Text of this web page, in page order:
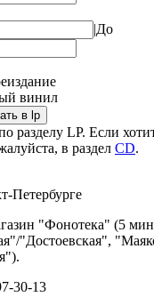
|До
винил
в lp
разделу LP. Если
в раздел CD.
Петербурге
"Фонотека" (5
"Достоевская",
30-13